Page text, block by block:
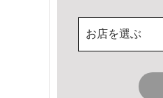
お店を選ぶ